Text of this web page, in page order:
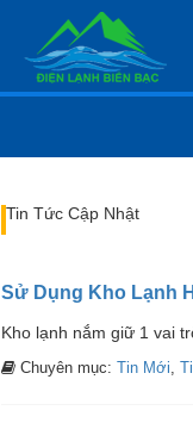
Tin Tức Cập Nhật
Sử Dụng Kho Lạnh
Kho lạnh nắm giữ 1 vai
Chuyên mục: Tin Mới,